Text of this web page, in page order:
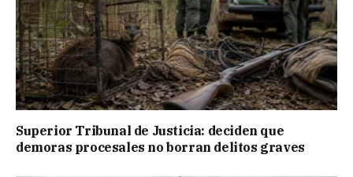
Superior Tribunal de Justicia: deciden que
demoras procesales no borran delitos graves